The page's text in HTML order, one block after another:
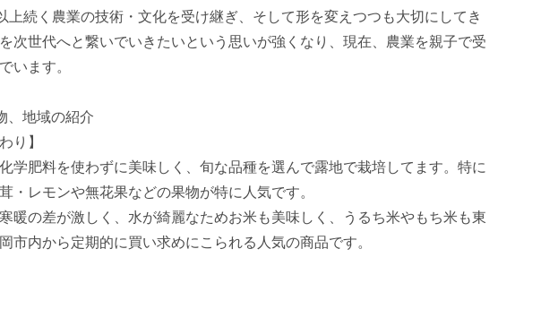
上続く農業の技術・文化を受け継ぎ、そして形を変えつつも大切にしてき
次世代へと繋いでいきたいという思いが強くなり、現在、農業を親子で受
います。
、地域の紹介
り】
学肥料を使わずに美味しく、旬な品種を選んで露地で栽培してます。特に
・レモンや無花果などの果物が特に人気です。
暖の差が激しく、水が綺麗なためお米も美味しく、うるち米やもち米も東
市内から定期的に買い求めにこられる人気の商品です。